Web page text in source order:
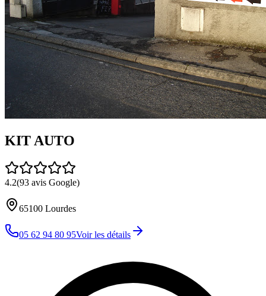
KIT AUTO
4.2(93 avis Google)
65100 Lourdes
05 62 94 80 95Voir les détails